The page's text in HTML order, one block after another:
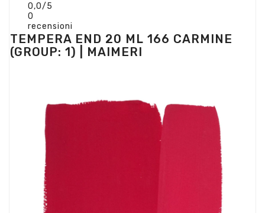
0,0/5
0
recensioni
TEMPERA END 20 ML 166 CARMINE
(GROUP: 1) | MAIMERI